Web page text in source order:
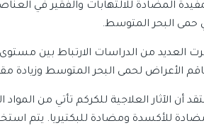
المضادة للالتهابات والفقير في
حمى البحر المتوسط.
الأعراض لحمى البحر المتوسط ​​وزيادة
أن الآثار العلاجية للكركم تأتي من
للأكسدة ومضادة للبكتيريا. يتم